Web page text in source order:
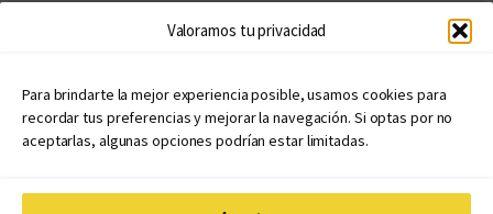
Valoramos tu privacidad
Para brindarte la mejor experiencia posible, usamos cookies para
recordar tus preferencias y mejorar la navegación. Si optas por no
aceptarlas, algunas opciones podrían estar limitadas.
Políticas de publicación
Políticas de coedición
Atribuciones